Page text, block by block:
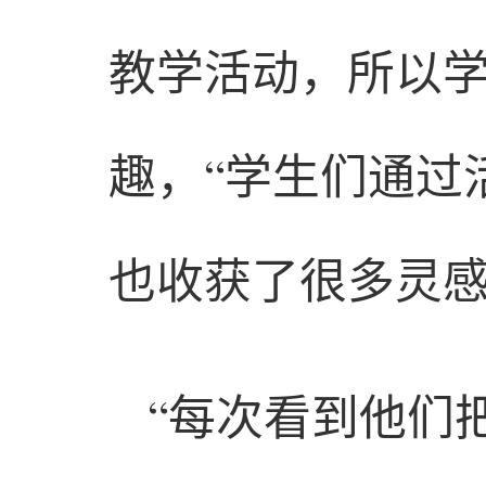
教学活动，所以
趣，“学生们通
也收获了很多灵
“每次看到他们